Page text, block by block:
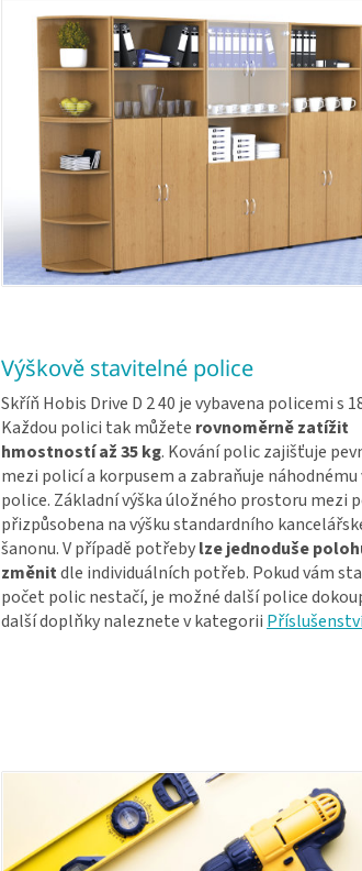
Výškově stavitelné police
Skříň Hobis Drive D 2 40 je vybavena policemi s
Každou polici tak můžete rovnoměrně zatížit
hmostností až 35 kg. Kování polic zajišťuje
mezi policí a korpusem a zabraňuje
police. Základní výška úložného prostoru mezi
přizpůsobena na výšku standardního
šanonu. V případě potřebylze jednoduše
změnitdle individuálních potřeb. Pokud vám
počet polic nestačí, je možné další police
další doplňky naleznete v kategorii